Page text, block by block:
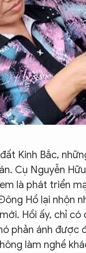
Kinh Bắc,
Cụ Nguyễn
là phát triển
Hồ lại nhộn
Hồi ấy, chỉ
phản ánh được
làm nghề